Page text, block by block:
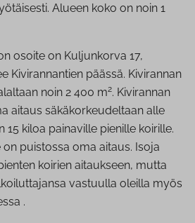
Alueen koko on noin 1
osoite on Kuljunkorva 17,
Kivirannantien päässä. Kivirannan
noin 2 400 m2. Kivirannan
aitaus säkäkorkeudeltaan alle
15 kiloa painaville pienille koirille.
puistossa oma aitaus. Isoja
koirien aitaukseen, mutta
vastuulla oleilla myös
.